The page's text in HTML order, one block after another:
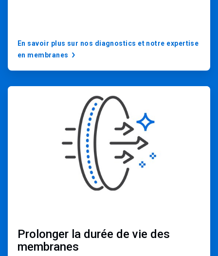
En savoir plus sur nos diagnostics et notre expertise
en membranes
A
Prolonger la durée de vie des
membranes